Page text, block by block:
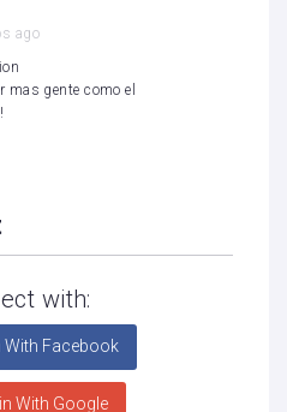
ago
mas gente como el
with:
With Facebook
With Google